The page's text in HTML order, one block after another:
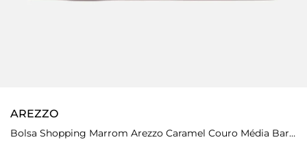
AREZZO
Bolsa Shopping Marrom Arezzo Caramel Couro Média Barbicacho